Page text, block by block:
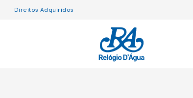
Direitos Adquiridos